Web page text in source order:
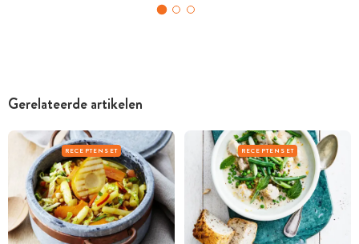
Gerelateerde artikelen
RECEPTENSET RECEPTENSET